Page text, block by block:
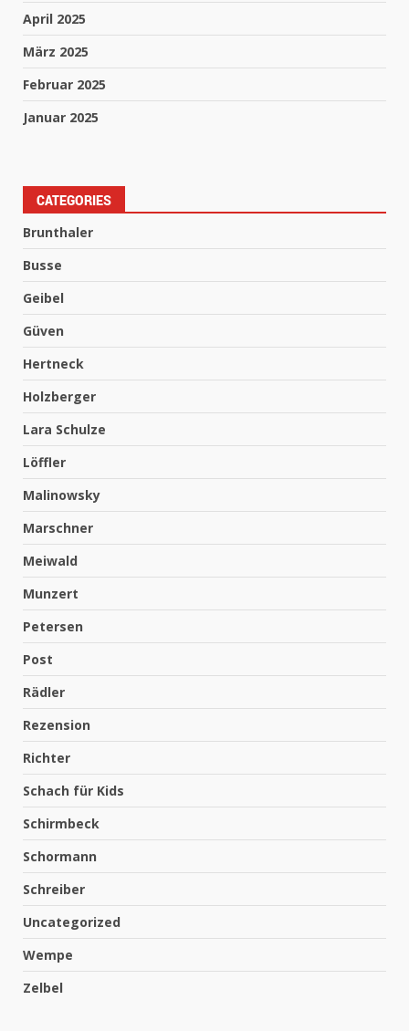
April 2025
März 2025
Februar 2025
Januar 2025
CATEGORIES
Brunthaler
Busse
Geibel
Güven
Hertneck
Holzberger
Lara Schulze
Löffler
Malinowsky
Marschner
Meiwald
Munzert
Petersen
Post
Rädler
Rezension
Richter
Schach für Kids
Schirmbeck
Schormann
Schreiber
Uncategorized
Wempe
Zelbel